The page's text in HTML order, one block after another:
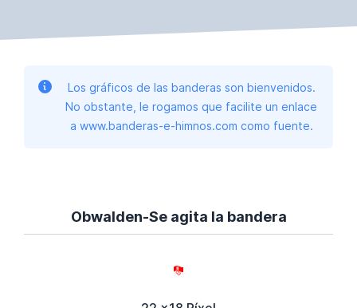
Los gráficos de las banderas son bienvenidos.
No obstante, le rogamos que facilite un enlace
a www.banderas-e-himnos.com como fuente.
Obwalden-Se agita la bandera